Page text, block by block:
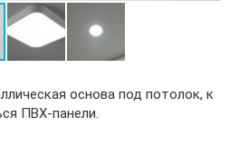
основа под потолок, к
ПВХ-панели.